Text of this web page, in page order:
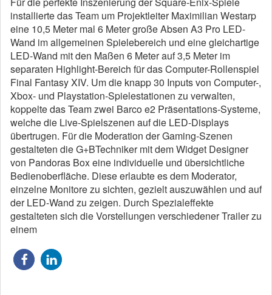
installierte das Team um Projektleiter Maximilian Westarp
eine 10,5 Meter mal 6 Meter große Absen A3 Pro LED-
Wand im allgemeinen Spielebereich und eine gleichartige
LED-Wand mit den Maßen 6 Meter auf 3,5 Meter im
separaten Highlight-Bereich für das Computer-Rollenspiel
Final Fantasy XIV. Um die knapp 30 Inputs von Computer-,
Xbox- und Playstation-Spielestationen zu verwalten,
koppelte das Team zwei Barco e2 Präsentations-Systeme,
welche die Live-Spielszenen auf die LED-Displays
übertrugen. Für die Moderation der Gaming-Szenen
gestalteten die G+BTechniker mit dem Widget Designer
von Pandoras Box eine individuelle und übersichtliche
Bedienoberfläche. Diese erlaubte es dem Moderator,
einzelne Monitore zu sichten, gezielt auszuwählen und auf
der LED-Wand zu zeigen. Durch Spezialeffekte
gestalteten sich die Vorstellungen verschiedener Trailer zu
einem